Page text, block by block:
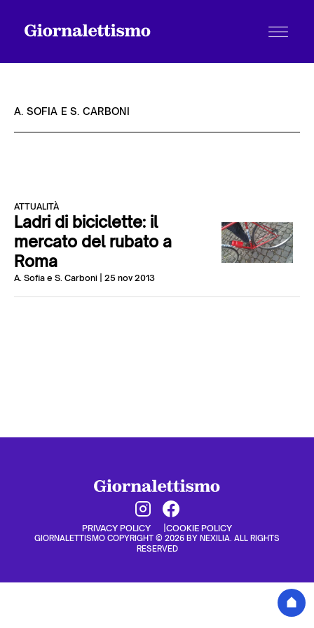
Chi siamo
Contatti
A. SOFIA E S. CARBONI
ATTUALITÀ
Ladri di biciclette: il
mercato del rubato a
Roma
A. Sofia e S. Carboni | 25 nov 2013
PRIVACY POLICY COOKIE POLICY
GIORNALETTISMO COPYRIGHT © 2026 BY NEXILIA. ALL RIGHTS
RESERVED